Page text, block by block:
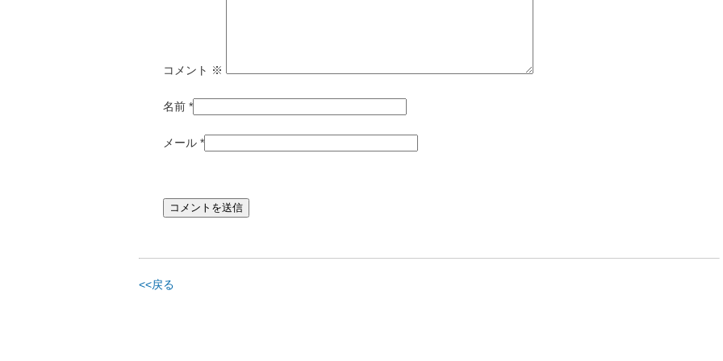
コメント ※
名前 *
メール *
<<戻る